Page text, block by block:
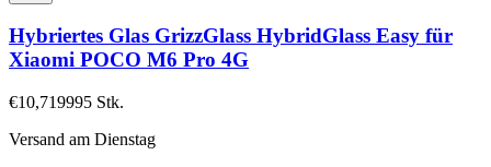
Hybriertes Glas GrizzGlass HybridGlass Easy für
Xiaomi POCO M6 Pro 4G
€10,719995 Stk.
Versand am Dienstag